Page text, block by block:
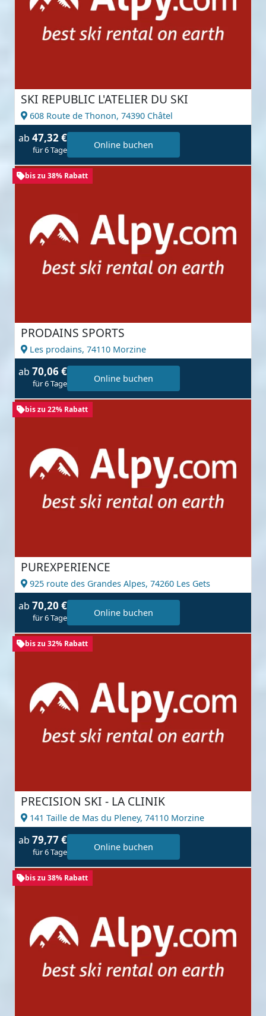
SKI REPUBLIC L'ATELIER DU SKI
608 Route de Thonon, 74390 Châtel
ab 47,32 €
für 6 Tage Online buchen
bis zu 38% Rabatt
PRODAINS SPORTS
Les prodains, 74110 Morzine
ab 70,06 €
für 6 Tage Online buchen
bis zu 22% Rabatt
PUREXPERIENCE
925 route des Grandes Alpes, 74260 Les Gets
ab 70,20 €
für 6 Tage Online buchen
bis zu 32% Rabatt
PRECISION SKI - LA CLINIK
141 Taille de Mas du Pleney, 74110 Morzine
ab 79,77 €
für 6 Tage Online buchen
bis zu 38% Rabatt